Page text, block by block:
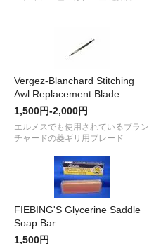
Vergez-Blanchard Stitching
Awl Replacement Blade
1,500円-2,000円
エルメスでも使用されているブラン
チャードの菱ギリ用ブレード
FIEBING'S Glycerine Saddle
Soap Bar
1,500円